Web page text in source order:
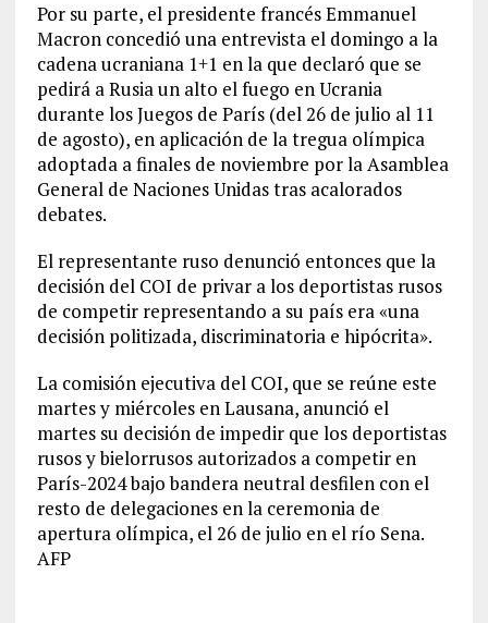
Por su parte, el presidente francés Emmanuel
Macron concedió una entrevista el domingo a la
cadena ucraniana 1+1 en la que declaró que se
pedirá a Rusia un alto el fuego en Ucrania
durante los Juegos de París (del 26 de julio al 11
de agosto), en aplicación de la tregua olímpica
adoptada a finales de noviembre por la Asamblea
General de Naciones Unidas tras acalorados
debates.
El representante ruso denunció entonces que la
decisión del COI de privar a los deportistas rusos
de competir representando a su país era «una
decisión politizada, discriminatoria e hipócrita».
La comisión ejecutiva del COI, que se reúne este
martes y miércoles en Lausana, anunció el
martes su decisión de impedir que los deportistas
rusos y bielorrusos autorizados a competir en
París-2024 bajo bandera neutral desfilen con el
resto de delegaciones en la ceremonia de
apertura olímpica, el 26 de julio en el río Sena.
AFP